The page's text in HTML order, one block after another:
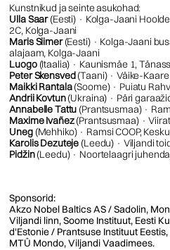
Kunstnikud ja seinte asukohad:
Ulla Saar(Eesti) · Kolga-Jaani
2C, Kolga-Jaani
Maris Siimer(Eesti) · Kolga-Jaani
alajaam, Kolga-Jaani
Luogo(Itaalia) · Kaunismäe 1,
Peter Skensved(Taani) · Väike-
Maikki Rantala(Soome) · Puiatu
Andrii Kovtun(Ukraina) · Päri
Annabelle Tattu (Prantsusmaa) ·
Maxime Ivañez(Prantsusmaa) ·
Uneg(Mehhiko) · Ramsi COOP,
Karolis Dezuteje (Leedu) · Viljandi
Pidžin(Leedu) · Noortelaagri
Sponsorid:
Akzo Nobel Baltics AS / Sadolin,
Viljandi linn, Soome Instituut, Eesti
d'Estonie / Prantsuse Instituut
MTÜ Mondo, Viljandi Vaadimees.